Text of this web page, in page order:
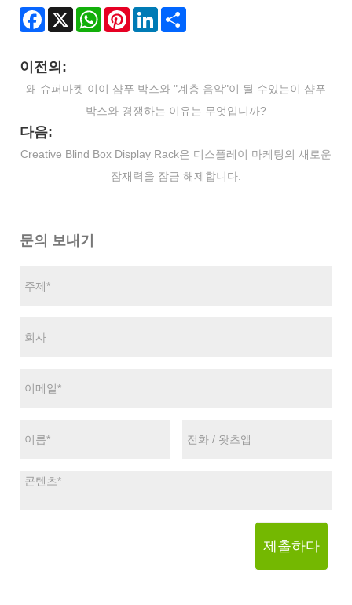
Facebook
X WhatsAppPinterestLinkedIn
이전의:
왜 슈퍼마켓 이이 샴푸 박스와 "계층 음악"이 될 수있는이 샴푸
박스와 경쟁하는 이유는 무엇입니까?
다음:
Creative Blind Box Display Rack은 디스플레이 마케팅의 새로운
잠재력을 잠금 해제합니다.
문의 보내기
제출하다